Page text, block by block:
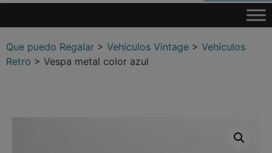
Que puedo Regalar > Vehículos Vintage > Vehículos
Retro > Vespa metal color azul